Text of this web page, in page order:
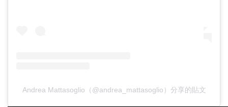
Andrea Mattasoglio（@andrea_mattasoglio）分享的貼文